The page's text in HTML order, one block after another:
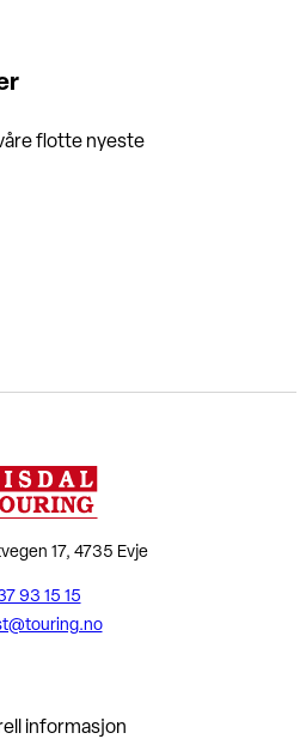
flotte nyeste
17, 4735 Evje
93 15 15
informasjon